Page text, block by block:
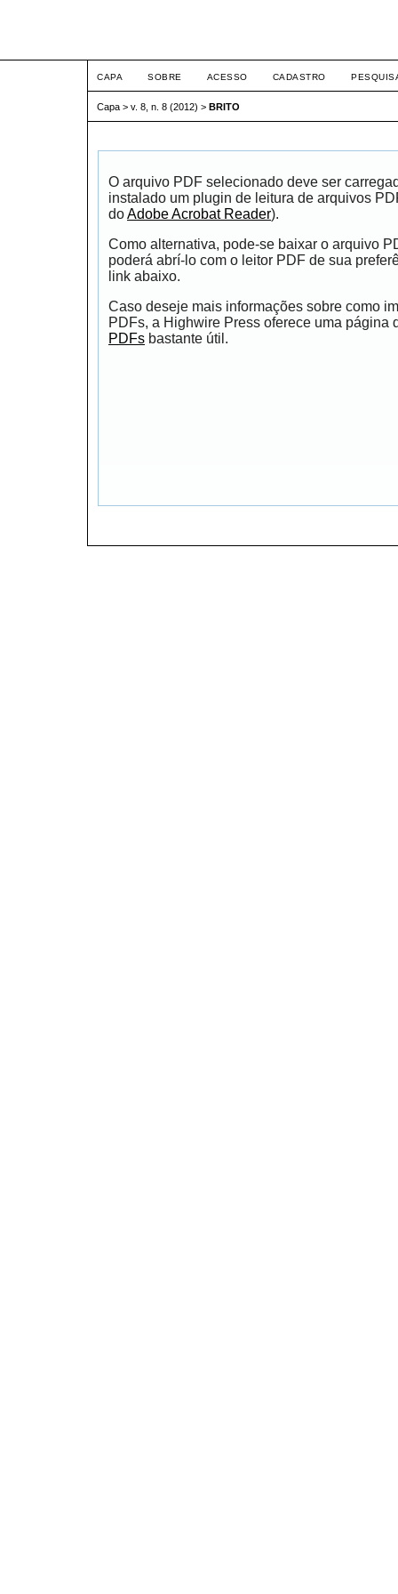
CAPA SOBRE ACESSO CADASTRO
Capa > v. 8, n. 8 (2012) > BRITO
O arquivo PDF selecionado deve ser
instalado um plugin de leitura de arquivos
doAdobe Acrobat Reader).
Como alternativa, pode-se baixar o arquivo
poderá abrí-lo com o leitor PDF de sua
link abaixo.
Caso deseje mais informações sobre como
PDFs, a Highwire Press oferece uma página
PDFs bastante útil.